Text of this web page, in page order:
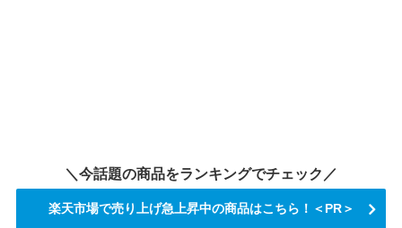
＼今話題の商品をランキングでチェック／
楽天市場で売り上げ急上昇中の商品はこちら！＜PR＞